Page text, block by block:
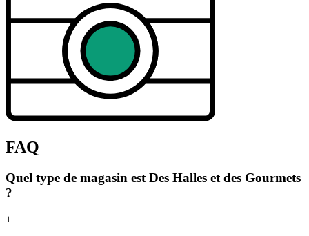
FAQ
Quel type de magasin est Des Halles et des Gourmets
?
+